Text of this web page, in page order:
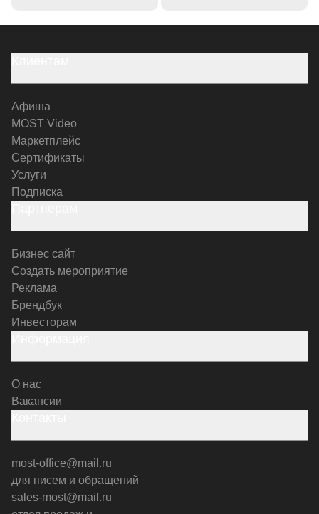
Афиша
MOST Video
Маркетплейс
Сертификаты
Услуги
Подписка
Бизнес сайт
Создать мероприятие
Реклама
Брендбук
Инвесторам
О нас
Вакансии
most-office@mail.ru
для писем и обращений
sales-most@mail.ru